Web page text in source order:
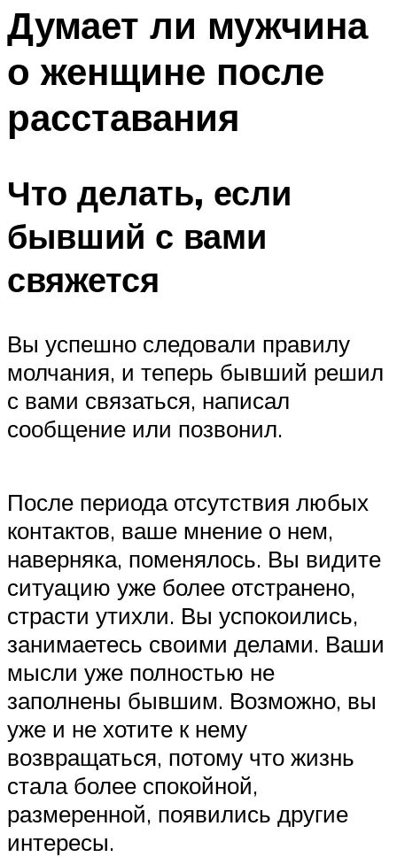
Думает ли мужчина
о женщине после
расставания
Что делать, если
бывший с вами
свяжется
Вы успешно следовали правилу
молчания, и теперь бывший решил
с вами связаться, написал
сообщение или позвонил.
После периода отсутствия любых
контактов, ваше мнение о нем,
наверняка, поменялось. Вы видите
ситуацию уже более отстранено,
страсти утихли. Вы успокоились,
занимаетесь своими делами. Ваши
мысли уже полностью не
заполнены бывшим. Возможно, вы
уже и не хотите к нему
возвращаться, потому что жизнь
стала более спокойной,
размеренной, появились другие
интересы.